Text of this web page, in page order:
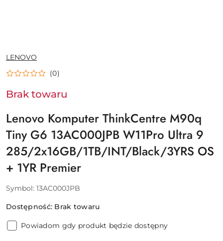
NAZWA
PRODUCENTA:
LENOVO
(0)
Brak towaru
Lenovo Komputer ThinkCentre M90q
Tiny G6 13AC000JPB W11Pro Ultra 9
285/2x16GB/1TB/INT/Black/3YRS OS
+ 1YR Premier
Symbol: 13AC000JPB
Dostępność: Brak towaru
Powiadom gdy produkt będzie dostępny